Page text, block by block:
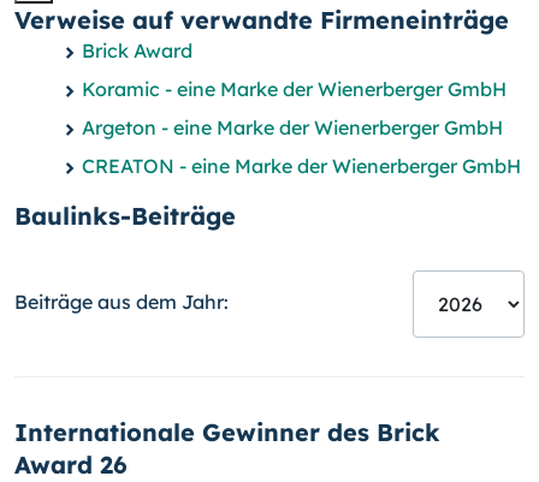
Verweise auf verwandte Firmeneinträge
Brick Award
Koramic - eine Marke der Wienerberger GmbH
Argeton - eine Marke der Wienerberger GmbH
CREATON - eine Marke der Wienerberger GmbH
Baulinks-Beiträge
Beiträge aus dem Jahr:
Internationale Gewinner des Brick
Award 26